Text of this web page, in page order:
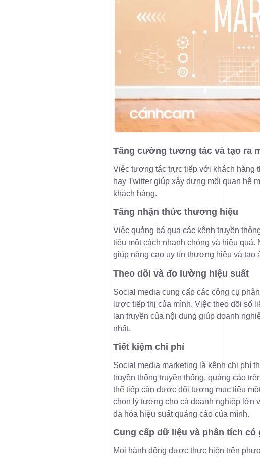
Tăng cường tương tác và tạo ra
Việc tương tác trực tiếp với khách hàng
hay Twitter giúp xây dựng mối quan hệ
khách hàng.
Tăng nhận thức thương hiệu
Việc quảng bá qua các kênh truyền
tiêu một cách nhanh chóng và hiệu
giúp nâng cao uy tín thương hiệu và
Theo dõi và đo lường hiệu suất
Social media cung cấp các công cụ
lược tiếp thị của mình. Việc theo dõi số
lan truyền của nội dung giúp doanh
nhất.
Tiết kiệm chi phí
Social media marketing là kênh chi phí
truyền thông truyền thống, quảng cáo
thể tiếp cận được đối tượng mục tiêu
chọn lý tưởng cho cả doanh nghiệp lớn
đa hóa hiệu suất quảng cáo của mình.
Cung cấp dữ liệu và phân tích có
Mọi hành động được thực hiện trên